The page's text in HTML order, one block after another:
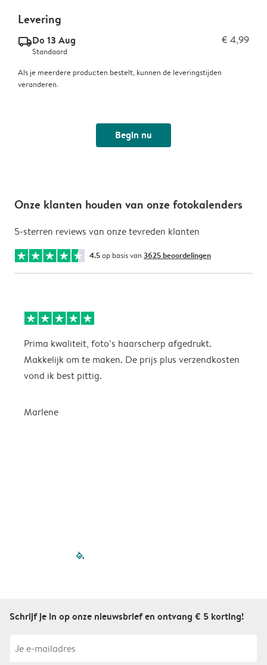
Levering
delivery_standard_v2Do 13 Aug € 4,99
Standaard
Als je meerdere producten bestelt, kunnen de leveringstijden
veranderen.
Begin nu
Onze klanten houden van onze fotokalenders
5-sterren reviews van onze tevreden klanten
4.5op basis van 3625 beoordelingen
Prima kwaliteit, foto’s haarscherp afgedrukt.
Makkelijk om te maken. De prijs plus verzendkosten
vond ik best pittig.
Marlene
filled-pagination
Schrijf je in op onze nieuwsbrief en ontvang € 5 korting!